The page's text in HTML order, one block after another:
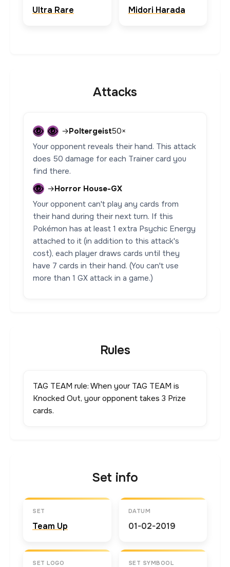
Ultra Rare Midori Harada
Attacks
→Poltergeist50×
Your opponent reveals their hand. This attack
does 50 damage for each Trainer card you
find there.
→Horror House-GX
Your opponent can't play any cards from
their hand during their next turn. If this
Pokémon has at least 1 extra Psychic Energy
attached to it (in addition to this attack's
cost), each player draws cards until they
have 7 cards in their hand. (You can't use
more than 1 GX attack in a game.)
Rules
TAG TEAM rule: When your TAG TEAM is
Knocked Out, your opponent takes 3 Prize
cards.
Set info
SET
Team Up
DATUM
01-02-2019
SET LOGO SET SYMBOOL